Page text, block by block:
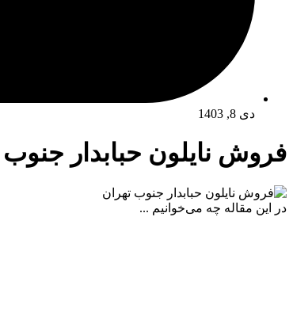
دی 8, 1403
فروش نایلون حبابدار جنوب
در این مقاله چه می‌خوانیم ...